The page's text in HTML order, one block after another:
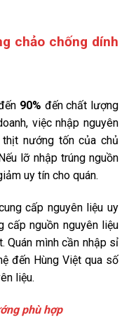
chảo chống dính
90% đến chất lượng
việc nhập nguyên
thịt nướng tốn của chủ
lỡ nhập trúng nguồn
uy tín cho quán.
cấp nguyên liệu uy
cấp nguồn nguyên liệu
mình cần nhập sỉ
đến Hùng Việt qua số
liệu.
phù hợp